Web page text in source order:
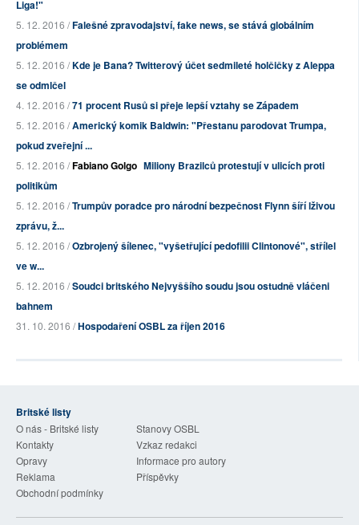
Liga!"
5. 12. 2016 /Falešné zpravodajství, fake news, se stává globálním
problémem
5. 12. 2016 /Kde je Bana? Twitterový účet sedmileté holčičky z Aleppa
se odmlčel
4. 12. 2016 /71 procent Rusů si přeje lepší vztahy se Západem
5. 12. 2016 /Americký komik Baldwin: "Přestanu parodovat Trumpa,
pokud zveřejní ...
5. 12. 2016 /Fabiano Golgo Miliony Brazilců protestují v ulicích proti
politikům
5. 12. 2016 /Trumpův poradce pro národní bezpečnost Flynn šíří lživou
zprávu, ž...
5. 12. 2016 /Ozbrojený šílenec, "vyšetřující pedofilii Clintonové", střílel
ve w...
5. 12. 2016 /Soudci britského Nejvyššího soudu jsou ostudně vláčeni
bahnem
31. 10. 2016 /Hospodaření OSBL za říjen 2016
Britské listy
O nás - Britské listy
Stanovy OSBL
Kontakty
Vzkaz redakci
Opravy
Informace pro autory
Reklama
Příspěvky
Obchodní podmínky